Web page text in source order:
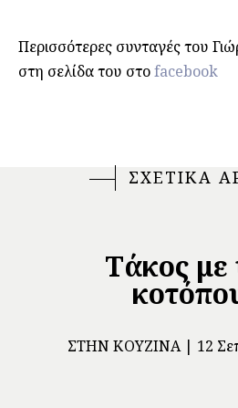
Περισσότερες συνταγές του
στη σελίδα του στοfacebook
ΣΧΕΤΙΚΑ
Τάκος με
ΣΤΗΝ ΚΟΥΖΊΝΑ 12